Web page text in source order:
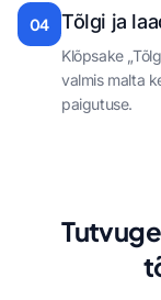
04 Tõlgi ja
Klõpsake
valmis malta
paigutuse.